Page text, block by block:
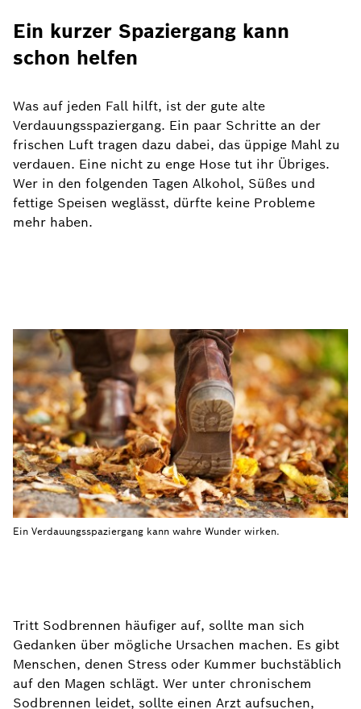
Ein kurzer Spaziergang kann
schon helfen
Was auf jeden Fall hilft, ist der gute alte
Verdauungsspaziergang. Ein paar Schritte an der
frischen Luft tragen dazu dabei, das üppige Mahl zu
verdauen. Eine nicht zu enge Hose tut ihr Übriges.
Wer in den folgenden Tagen Alkohol, Süßes und
fettige Speisen weglässt, dürfte keine Probleme
mehr haben.
Ein Verdauungsspaziergang kann wahre Wunder wirken.
Tritt Sodbrennen häufiger auf, sollte man sich
Gedanken über mögliche Ursachen machen. Es gibt
Menschen, denen Stress oder Kummer buchstäblich
auf den Magen schlägt. Wer unter chronischem
Sodbrennen leidet, sollte einen Arzt aufsuchen,